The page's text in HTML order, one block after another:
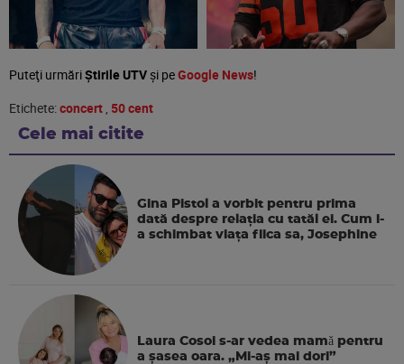
Puteţi urmăriȘtirile UTVşi peGoogle News!
Etichete:concert , 50 cent
Cele mai citite
Gina Pistol a vorbit pentru prima
dată despre relația cu tatăl ei. Cum i-
a schimbat viața fiica sa, Josephine
Laura Cosoi s-ar vedea mamǎ pentru
a şasea oara. „Mi-aș mai dori”